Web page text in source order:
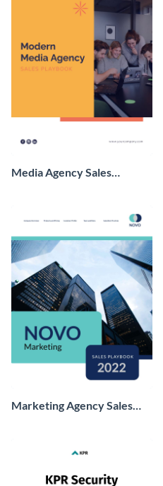
Media Agency Sales
Marketing Agency Sales